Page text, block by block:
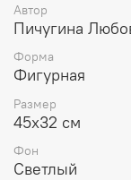
Автор
Пичугина
Форма
Фигурная
Размер
45х32 см
Фон
Светлый